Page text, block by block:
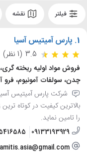
فیلتر نقشه
1. پارس آمیتیس آسیا
3.5 (1 نظر)
فروش مواد اولیه ریخته
چدن، سولفات آمونیوم، فرو
شرکت پارس آمیتیس
بالاترین کیفیت در کوتاه
را تامین نماید.
09133193929